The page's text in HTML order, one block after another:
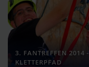
3. FANTREFFEN 2014 -
KLETTERPFAD